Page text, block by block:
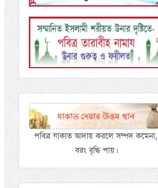
পবিত্র যাকাত আদায় করলে সম্পদ কমেনা,
বরং বৃদ্ধি পায়।